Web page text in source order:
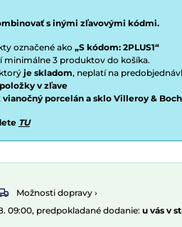
s inými zľavovými kódmi.
označené ako „S kódom: 2PLUS1“
minimálne 3 produktov do košíka.
je skladom, neplatí na
v zľave
porcelán a sklo Villeroy & Boch
TU
Možnosti dopravy ›
09:00, predpokladané dodanie: u vás v